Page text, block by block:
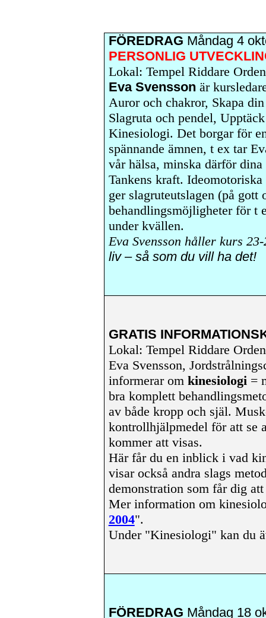
FÖREDRAG Måndag 4
PERSONLIG
Lokal: Tempel Riddare
Eva Svensson är
Auror och chakror, Skapa
Slagruta och pendel,
Kinesiologi. Det borgar för
spännande ämnen, t ex tar
vår hälsa, minska därför
Tankens kraft.
ger slagruteutslagen (på gott
behandlingsmöjligheter för t
under kvällen.
Eva Svensson håller kurs
liv – så som du vill ha det!
GRATIS
Lokal: Tempel Riddare
Eva Svensson,
informerar om kinesiologi=
bra komplett
av både kropp och själ.
kontrollhjälpmedel för att se
kommer att visas.
Här får du en inblick i vad
visar också andra slags
demonstration som får dig
Mer information om
2004".
Under "Kinesiologi" kan du
FÖREDRAG Måndag 18